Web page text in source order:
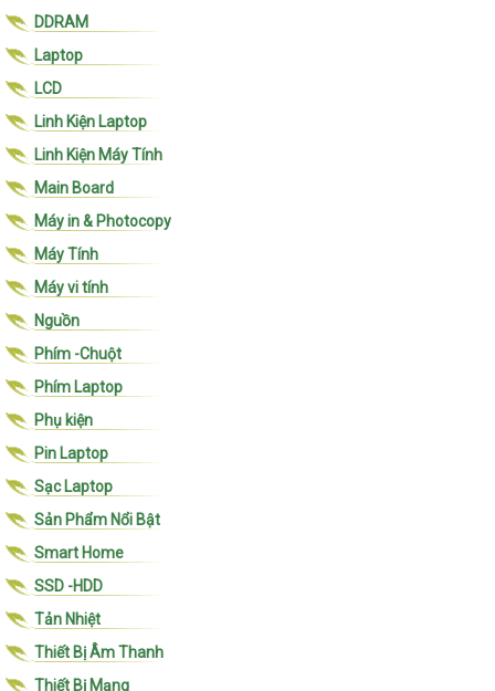
DDRAM
Laptop
LCD
Linh Kiện Laptop
Linh Kiện Máy Tính
Main Board
Máy in & Photocopy
Máy Tính
Máy vi tính
Nguồn
Phím -Chuột
Phím Laptop
Phụ kiện
Pin Laptop
Sạc Laptop
Sản Phẩm Nổi Bật
Smart Home
SSD -HDD
Tản Nhiệt
Thiết Bị Âm Thanh
Thiết Bị Mạng